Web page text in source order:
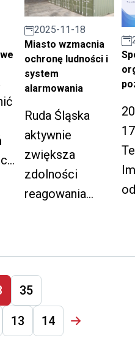
Pawła II
rozbłyśnie 10-
metrowa
choinka.
2025-11-18
Miasto wzmacnia
ochronę ludności i
system
alarmowania
Ruda Śląska
aktywnie
zwiększa
zdolności
reagowania
35
13 14